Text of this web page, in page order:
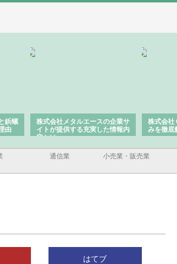
鋲螺
由
株式会社メタルエースの企業サ
イトが提供する充実した情報内
容とは
株式会社
みを徹底
通信業 小売業・販売業
はてブ